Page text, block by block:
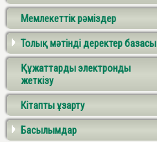
Мемлекеттік рәміздер
Толық мәтінді деректер базасы
Құжаттарды электронды
жеткізу
Кітапты ұзарту
Басылымдар